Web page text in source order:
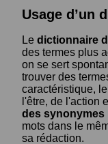
Usage d’un
Le dictionnaire
des termes plus
on se sert
trouver des
caractéristique,
l'être, de l'action
des synonymes
mots dans le
sa rédaction.